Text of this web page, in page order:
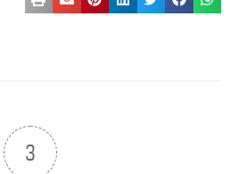
3